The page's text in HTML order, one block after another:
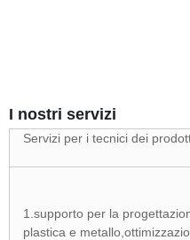
I nostri servizi
Servizi per i tecnici dei
1.supporto per la
plastica e